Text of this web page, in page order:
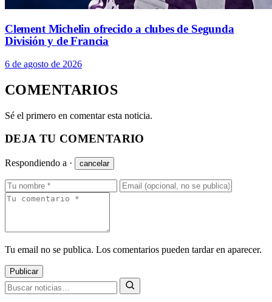
Clement Michelin ofrecido a clubes de Segunda
División y de Francia
6 de agosto de 2026
COMENTARIOS
Sé el primero en comentar esta noticia.
DEJA TU COMENTARIO
Respondiendo a · cancelar
Tu email no se publica. Los comentarios pueden tardar en aparecer.
Publicar